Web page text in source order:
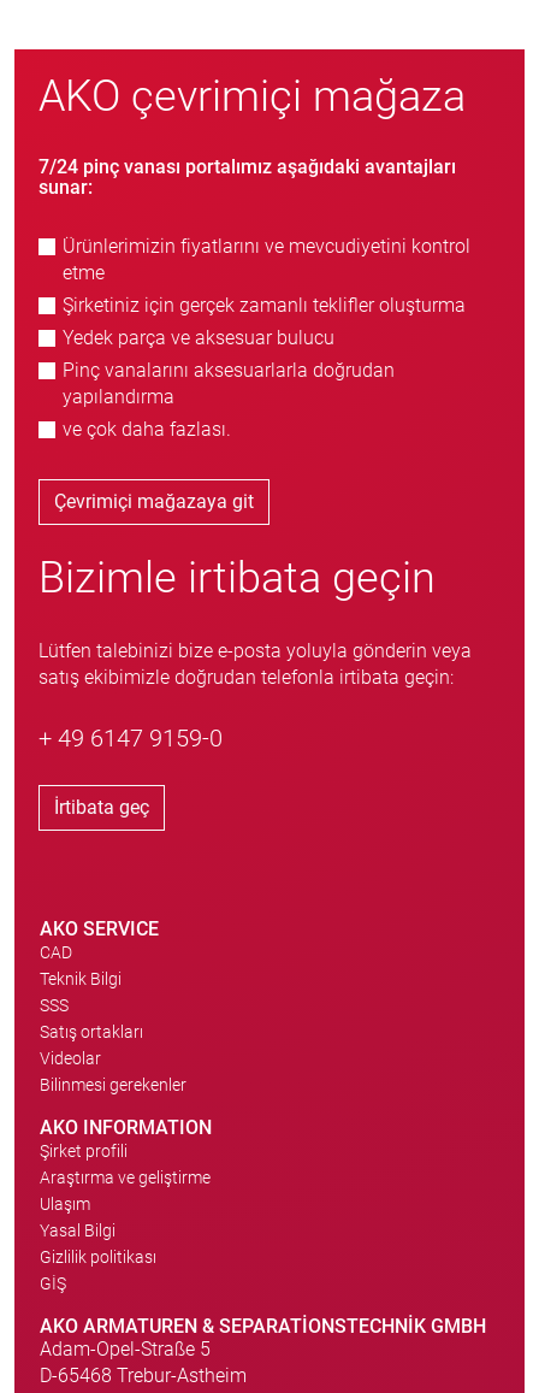
AKO çevrimiçi mağaza
7/24 pinç vanası portalımız aşağıdaki avantajları
sunar:
Ürünlerimizin fiyatlarını ve mevcudiyetini kontrol
etme
Şirketiniz için gerçek zamanlı teklifler oluşturma
Yedek parça ve aksesuar bulucu
Pinç vanalarını aksesuarlarla doğrudan
yapılandırma
ve çok daha fazlası.
Çevrimiçi mağazaya git
Bizimle irtibata geçin
Lütfen talebinizi bize e-posta yoluyla gönderin veya
satış ekibimizle doğrudan telefonla irtibata geçin:
+ 49 6147 9159-0
İrtibata geç
AKO SERVICE
CAD
Teknik Bilgi
SSS
Satış ortakları
Videolar
Bilinmesi gerekenler
AKO INFORMATION
Şirket profili
Araştırma ve geliştirme
Ulaşım
Yasal Bilgi
Gizlilik politikası
GİŞ
AKO ARMATUREN & SEPARATIONSTECHNIK GMBH
Adam-Opel-Straße 5
D-65468 Trebur-Astheim